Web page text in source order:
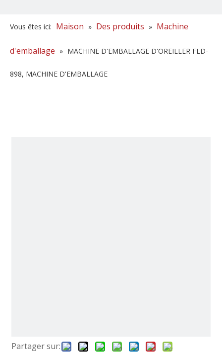
Vous êtes ici: Maison » Des produits » Machine
d'emballage » MACHINE D'EMBALLAGE D'OREILLER FLD-
898, MACHINE D'EMBALLAGE
Partager sur: